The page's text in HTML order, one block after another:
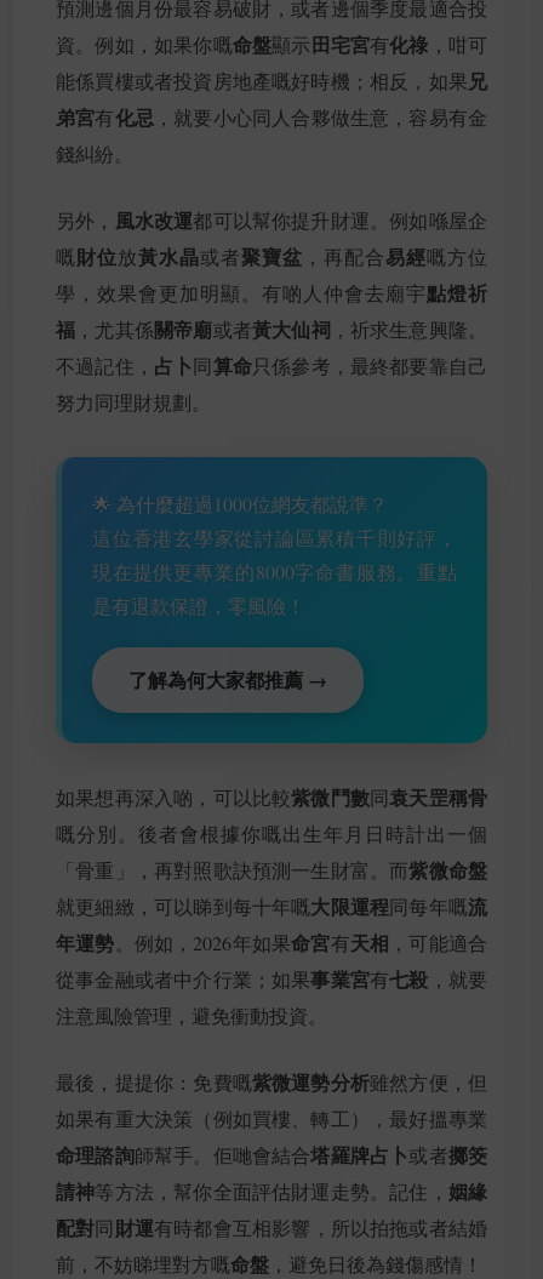
預測邊個月份最容易破財，或者邊個季度最適合投
資。例如，如果你嘅命盤顯示田宅宮有化祿 ，咁可
能係買樓或者投資房地產嘅好時機；相反，如果兄
弟宮有化忌 ，就要小心同人合夥做生意，容易有金
錢糾紛。
另外， 風水改運都可以幫你提升財運。例如喺屋企
嘅財位放黃水晶或者聚寶盆 ，再配合易經嘅方位
學，效果會更加明顯。有啲人仲會去廟宇點燈祈
福 ，尤其係關帝廟或者黃大仙祠 ，祈求生意興隆。
不過記住， 占卜同算命只係參考，最終都要靠自己
努力同理財規劃。
🌟 為什麼超過1000位網友都說準？
這位香港玄學家從討論區累積千則好評，
現在提供更專業的8000字命書服務。重點
是有退款保證，零風險！
了解為何大家都推薦 →
如果想再深入啲，可以比較紫微鬥數同袁天罡稱骨
嘅分別。後者會根據你嘅出生年月日時計出一個
「骨重」，再對照歌訣預測一生財富。而紫微命盤
就更細緻，可以睇到每十年嘅大限運程同每年嘅流
年運勢。例如，2026年如果命宮有天相 ，可能適合
從事金融或者中介行業；如果事業宮有七殺 ，就要
注意風險管理，避免衝動投資。
最後，提提你：免費嘅紫微運勢分析雖然方便，但
如果有重大決策（例如買樓、轉工），最好搵專業
命理諮詢師幫手。佢哋會結合塔羅牌占卜或者擲筊
請神等方法，幫你全面評估財運走勢。記住， 姻緣
配對同財運有時都會互相影響，所以拍拖或者結婚
前，不妨睇埋對方嘅命盤 ，避免日後為錢傷感情！